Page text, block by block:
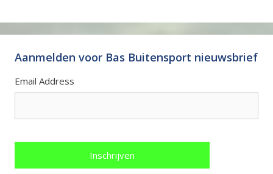
Aanmelden voor Bas Buitensport nieuwsbrief
Email Address